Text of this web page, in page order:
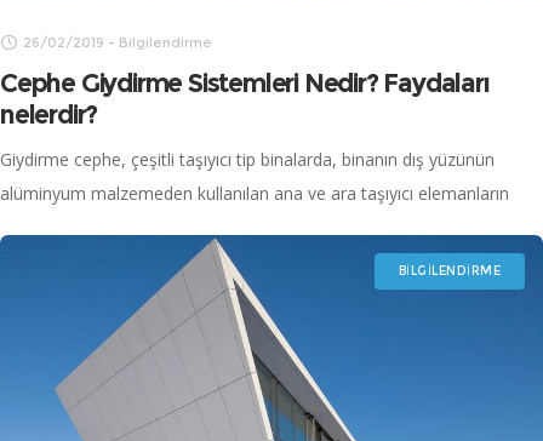
26/02/2019 - Bilgilendirme
Cephe Giydirme Sistemleri Nedir? Faydaları
nelerdir?
Giydirme cephe, çeşitli taşıyıcı tip binalarda, binanın dış yüzünün
alüminyum malzemeden kullanılan ana ve ara taşıyıcı elemanların
kompozit levha veya alüminyum levha
BILGILENDIRME